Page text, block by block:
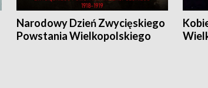
Narodowy Dzień Zwycięskiego
Powstania Wielkopolskiego